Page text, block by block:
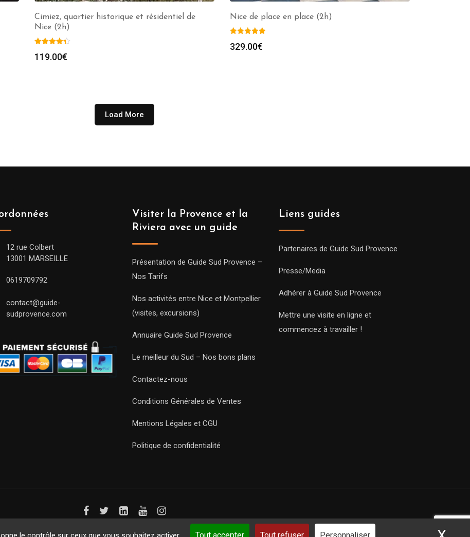
Cimiez, quartier historique et résidentiel de
Nice (2h)
119.00€
Nice de place en place (2h)
329.00€
Load More
12 rue Colbert
13001 MARSEILLE
0619709792
contact@guide-
sudprovence.com
Visiter la Provence et la
Riviera avec un guide
Présentation de Guide Sud Provence –
Nos Tarifs
Nos activités entre Nice et Montpellier
(visites, excursions)
Annuaire Guide Sud Provence
Le meilleur du Sud – Nos bons plans
Contactez-nous
Conditions Générales de Ventes
Mentions Légales et CGU
Politique de confidentialité
Liens guides
Partenaires de Guide Sud Provence
Presse/Media
Adhérer à Guide Sud Provence
Mettre une visite en ligne et
commencez à travailler !
Guides 2021. Tous droits réservés.Développement web sur mesurepar iSoluce